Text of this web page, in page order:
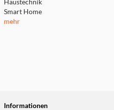
Haustechnik
Smart Home
mehr
Informationen